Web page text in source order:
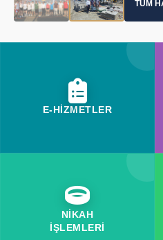
TÜM
E-HİZMETLER
NİKAH
İŞLEMLERİ